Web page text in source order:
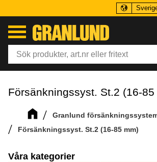
Försänkningssyst. St.2 (16-85
Granlund
Försänkningssyst. St.2 (16-85 mm)
Våra kategorier